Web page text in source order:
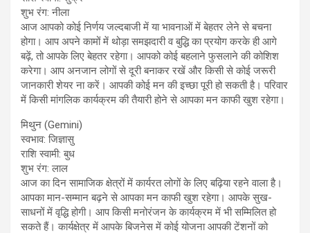
शुभ रंग: नीला
आज आपको कोई निर्णय जल्दबाजी में या भावनाओं में बेहतर लेने से बचना
होगा। आप अपने कामों में थोड़ा समझदारी व बुद्धि का प्रयोग करके ही आगे
बढ़ें, तो आपके लिए बेहतर रहेगा। आपको कोई बहलाने फुसलाने की कोशिश
करेगा। आप अनजान लोगों से दूरी बनाकर रखें और किसी से कोई जरूरी
जानकारी शेयर ना करें। आपकी कोई मन की इच्छा पूरी हो सकती है। परिवार
में किसी मांगलिक कार्यक्रम की तैयारी होने से आपका मन काफी खुश रहेगा।
मिथुन (Gemini)
स्वभाव: जिज्ञासु
राशि स्वामी: बुध
शुभ रंग: लाल
आज का दिन सामाजिक क्षेत्रों में कार्यरत लोगों के लिए बढ़िया रहने वाला है।
आपका मान-सम्मान बढ़ने से आपका मन काफी खुश रहेगा। आपके सुख-
साधनों में वृद्धि होगी। आप किसी मनोरंजन के कार्यक्रम में भी सम्मिलित हो
सकते हैं। कार्यक्षेत्र में आपके बिजनेस में कोई योजना आपकी टेंशनों को